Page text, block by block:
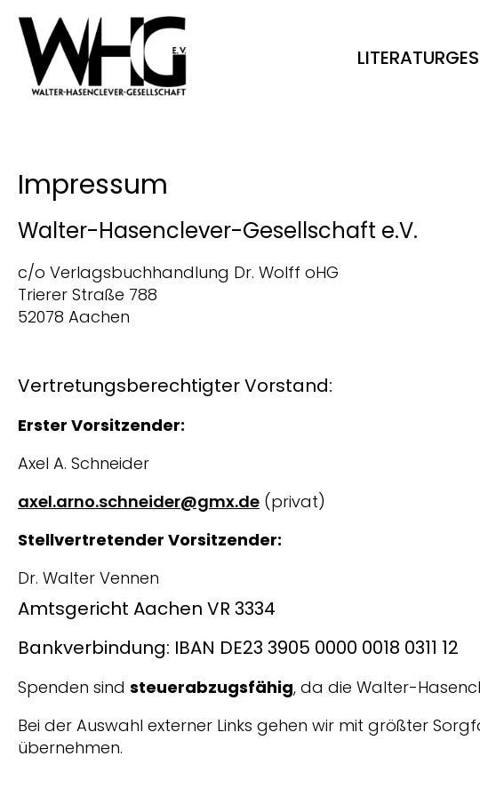
Impressum
Walter-Hasenclever-Gesellschaft e.V.
c/o Verlagsbuchhandlung Dr. Wolff oHG
Trierer Straße 788
52078 Aachen
Vertretungsberechtigter Vorstand:
Erster Vorsitzender:
Axel A. Schneider
axel.arno.schneider@gmx.de (privat)
Stellvertretender Vorsitzender:
Dr. Walter Vennen
Amtsgericht Aachen VR 3334
Bankverbindung: IBAN DE23 3905 0000 0018 0311 12
Spenden sind steuerabzugsfähig, da die Walter-
Bei der Auswahl externer Links gehen wir mit größter
übernehmen.